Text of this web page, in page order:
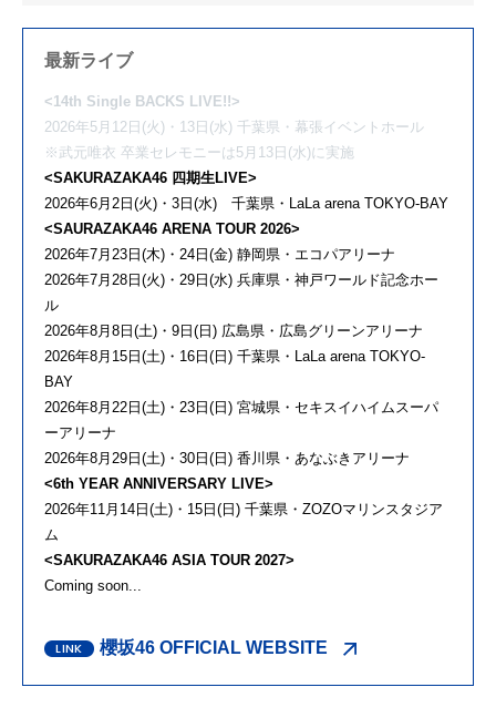
最新ライブ
<14th Single BACKS LIVE!!>
2026年5月12日(火)・13日(水) 千葉県・幕張イベントホール
※武元唯衣 卒業セレモニーは5月13日(水)に実施
<SAKURAZAKA46 四期生LIVE>
2026年6月2日(火)・3日(水) 千葉県・LaLa arena TOKYO-BAY
<SAURAZAKA46 ARENA TOUR 2026>
2026年7月23日(木)・24日(金) 静岡県・エコパアリーナ
2026年7月28日(火)・29日(水) 兵庫県・神戸ワールド記念ホー
ル
2026年8月8日(土)・9日(日) 広島県・広島グリーンアリーナ
2026年8月15日(土)・16日(日) 千葉県・LaLa arena TOKYO-
BAY
2026年8月22日(土)・23日(日) 宮城県・セキスイハイムスーパ
ーアリーナ
2026年8月29日(土)・30日(日) 香川県・あなぶきアリーナ
<6th YEAR ANNIVERSARY LIVE>
2026年11月14日(土)・15日(日) 千葉県・ZOZOマリンスタジア
ム
<SAKURAZAKA46 ASIA TOUR 2027>
Coming soon...
櫻坂46 OFFICIAL WEBSITE